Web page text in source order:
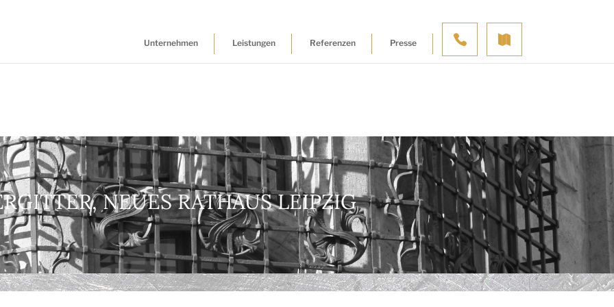
Unternehmen Leistungen Referenzen Presse
NEUES RATHAUS LEIPZIG